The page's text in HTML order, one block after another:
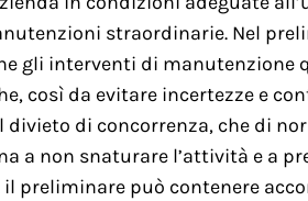
straordinarie. Nel
gli interventi di manutenzione
così da evitare incertezze e
di concorrenza, che di
a non snaturare l’attività e a
preliminare può contenere